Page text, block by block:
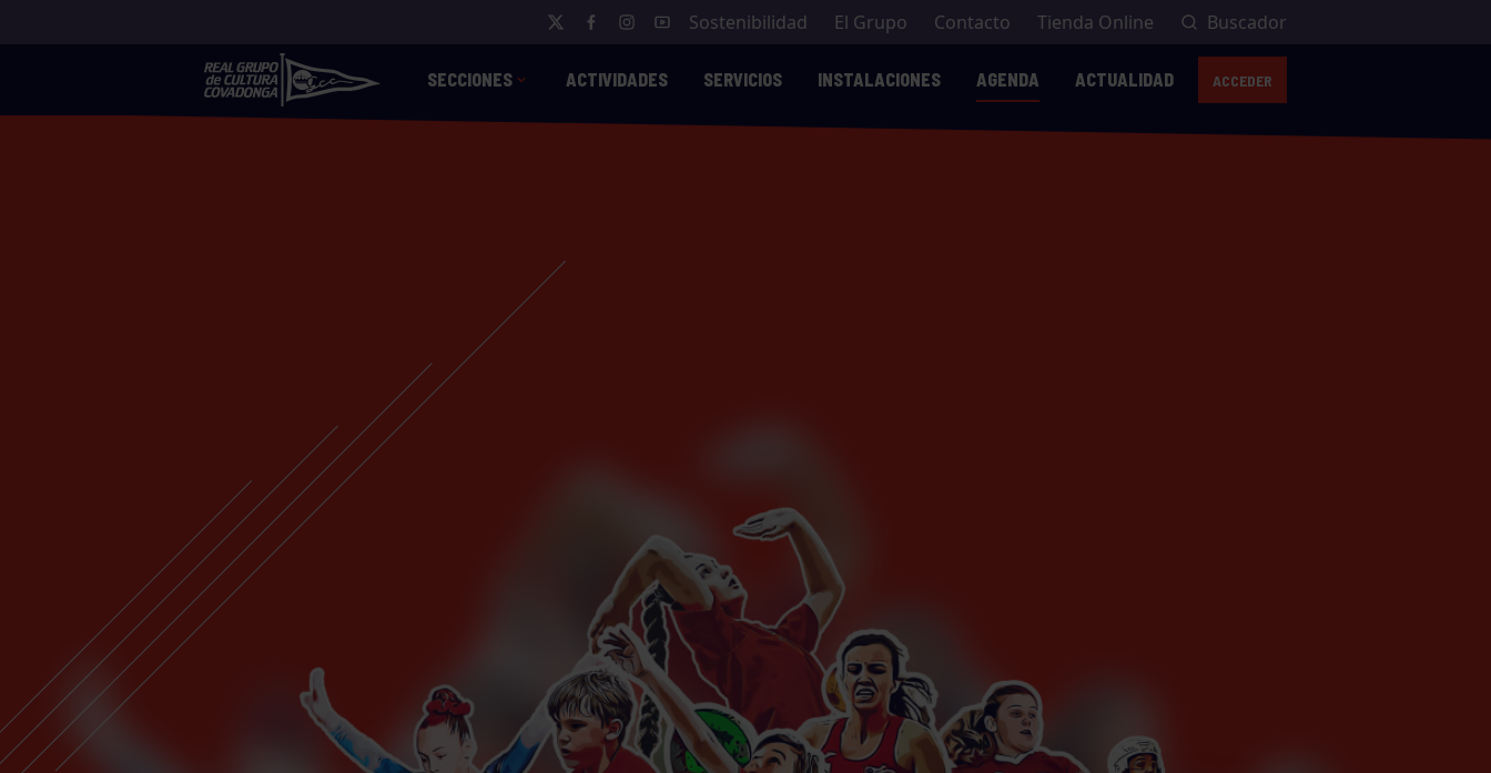
Sostenibilidad El Grupo Contacto Tienda Online Buscador
SECCIONES ACTIVIDADES SERVICIOS INSTALACIONES AGENDA ACTUALIDAD ACCEDER